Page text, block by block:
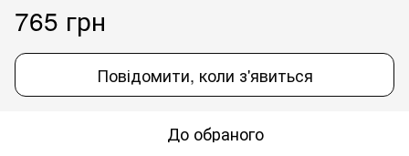
765 грн
Повідомити, коли з'явиться
До обраного